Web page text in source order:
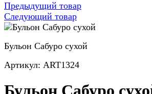
Предыдущий товар
Следующий товар
Бульон Сабуро сухой
Артикул: ART1324